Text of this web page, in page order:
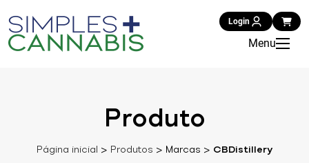
Login
Menu
Produto
Página inicial > Produtos > Marcas > CBDistillery